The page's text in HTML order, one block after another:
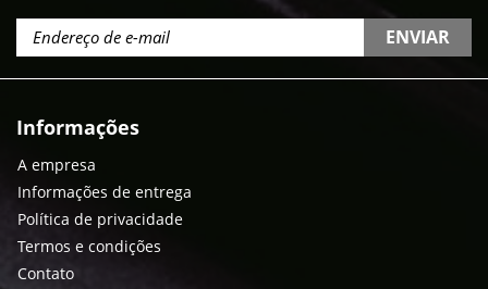
ENVIAR
Informações
A empresa
Informações de entrega
Política de privacidade
Termos e condições
Contato